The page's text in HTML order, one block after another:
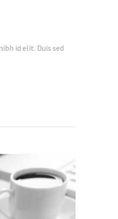
id elit. Duis sed